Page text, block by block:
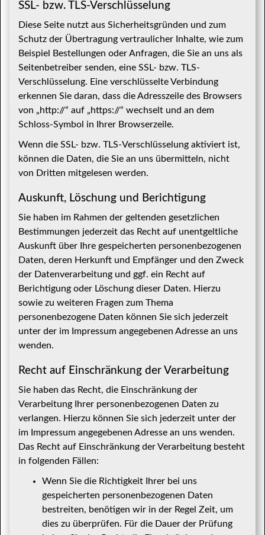
SSL- bzw. TLS-Verschlüsselung
Diese Seite nutzt aus Sicherheitsgründen und zum
Schutz der Übertragung vertraulicher Inhalte, wie zum
Beispiel Bestellungen oder Anfragen, die Sie an uns als
Seitenbetreiber senden, eine SSL- bzw. TLS-
Verschlüsselung. Eine verschlüsselte Verbindung
erkennen Sie daran, dass die Adresszeile des Browsers
von „http://“ auf „https://“ wechselt und an dem
Schloss-Symbol in Ihrer Browserzeile.
Wenn die SSL- bzw. TLS-Verschlüsselung aktiviert ist,
können die Daten, die Sie an uns übermitteln, nicht
von Dritten mitgelesen werden.
Auskunft, Löschung und Berichtigung
Sie haben im Rahmen der geltenden gesetzlichen
Bestimmungen jederzeit das Recht auf unentgeltliche
Auskunft über Ihre gespeicherten personenbezogenen
Daten, deren Herkunft und Empfänger und den Zweck
der Datenverarbeitung und ggf. ein Recht auf
Berichtigung oder Löschung dieser Daten. Hierzu
sowie zu weiteren Fragen zum Thema
personenbezogene Daten können Sie sich jederzeit
unter der im Impressum angegebenen Adresse an uns
wenden.
Recht auf Einschränkung der Verarbeitung
Sie haben das Recht, die Einschränkung der
Verarbeitung Ihrer personenbezogenen Daten zu
verlangen. Hierzu können Sie sich jederzeit unter der
im Impressum angegebenen Adresse an uns wenden.
Das Recht auf Einschränkung der Verarbeitung besteht
in folgenden Fällen:
Wenn Sie die Richtigkeit Ihrer bei uns
gespeicherten personenbezogenen Daten
bestreiten, benötigen wir in der Regel Zeit, um
dies zu überprüfen. Für die Dauer der Prüfung